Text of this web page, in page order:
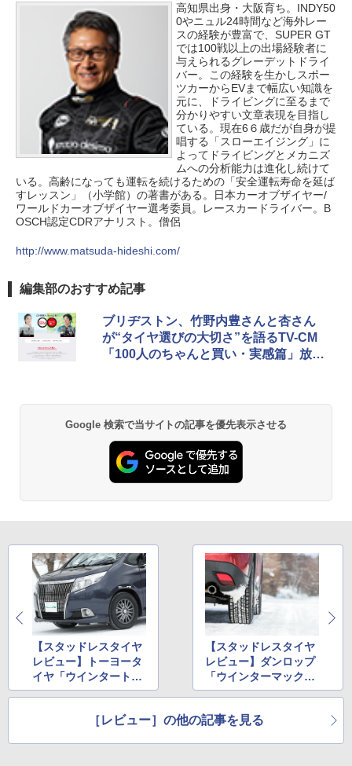
高知県出身・大阪育ち。INDY50
0やニュル24時間など海外レー
スの経験が豊富で、SUPER GT
では100戦以上の出場経験者に
与えられるグレーデットドライ
バー。この経験を生かしスポー
ツカーからEVまで幅広い知識を
元に、ドライビングに至るまで
分かりやすい文章表現を目指し
ている。現在6６歳だが自身が提
唱する「スローエイジング」に
よってドライビングとメカニズ
ムへの分析能力は進化し続けて
いる。高齢になっても運転を続けるための「安全運転寿命を延ば
すレッスン」（小学館）の著書がある。日本カーオブザイヤー/
ワールドカーオブザイヤー選考委員。レースカードライバー。B
OSCH認定CDRアナリスト。僧侶
http://www.matsuda-hideshi.com/
編集部のおすすめ記事
ブリヂストン、竹野内豊さんと杏さん
が“タイヤ選びの大切さ”を語るTV-CM
「100人のちゃんと買い・実感篇」放送
Google 検索で当サイトの記事を優先表示させる
【スタッドレスタイヤ
レビュー】トーヨータ
イヤ「ウインタートラ
ンパス TX」
【スタッドレスタイヤ
レビュー】ダンロップ
「ウインターマックス
SJ8」を1シーズン使っ
［レビュー］の他の記事を見る